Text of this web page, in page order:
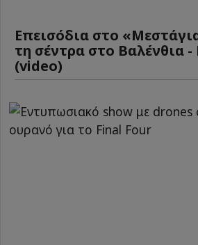
Επεισόδια στο
τη σέντρα στο Βαλένθια
(video)